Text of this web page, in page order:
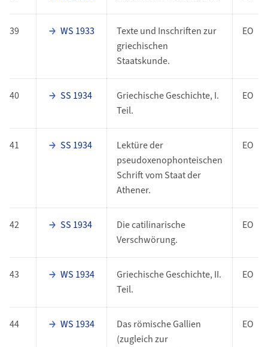
39 WS 1933
Texte und Inschriften zur
griechischen
Staatskunde.
EO
40 SS 1934
Griechische Geschichte, I.
Teil.
EO
41 SS 1934
Lektüre der
pseudoxenophonteischen
Schrift vom Staat der
Athener.
EO
42 SS 1934
Die catilinarische
Verschwörung.
EO
43 WS 1934
Griechische Geschichte, II.
Teil.
EO
44 WS 1934
Das römische Gallien
(zugleich zur
EO